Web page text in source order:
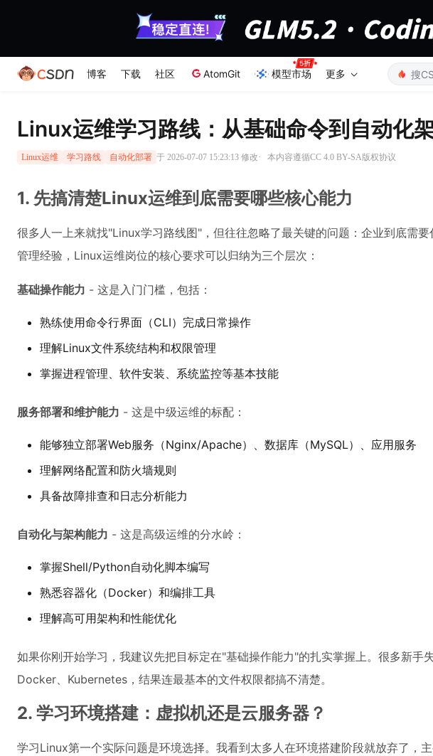
博客 下载 社区 AtomGit 模型市场 更多
Linux运维学习路线：从基础命令到自动化
Linux运维 学习路线 自动化部署 于 2026-07-07 15:23:13 修改· 本内容遵循CC 4.0 BY-SA版权协议
1. 先搞清楚Linux运维到底需要哪些核心能力
很多人一上来就找"Linux学习路线图"，但往往忽略了最关键的问题：企业到底需
管理经验，Linux运维岗位的核心要求可以归纳为三个层次：
基础操作能力 - 这是入门门槛，包括：
熟练使用命令行界面（CLI）完成日常操作
理解Linux文件系统结构和权限管理
掌握进程管理、软件安装、系统监控等基本技能
服务部署和维护能力 - 这是中级运维的标配：
能够独立部署Web服务（Nginx/Apache）、数据库（MySQL）、应用服务
理解网络配置和防火墙规则
具备故障排查和日志分析能力
自动化与架构能力 - 这是高级运维的分水岭：
掌握Shell/Python自动化脚本编写
熟悉容器化（Docker）和编排工具
理解高可用架构和性能优化
如果你刚开始学习，我建议先把目标定在"基础操作能力"的扎实掌握上。很多新手
Docker、Kubernetes，结果连最基本的文件权限都搞不清楚。
2. 学习环境搭建：虚拟机还是云服务器？
学习Linux第一个实际问题是环境选择。我看到太多人在环境搭建阶段就放弃了，主